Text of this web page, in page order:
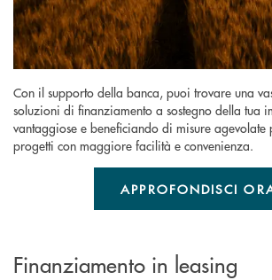
Con il supporto della banca, puoi trovare una
soluzioni di finanziamento a sostegno della tua
vantaggiose e beneficiando di misure
progetti con maggiore facilità e convenienza.
APPROFONDISCI
Finanziamento in leasing